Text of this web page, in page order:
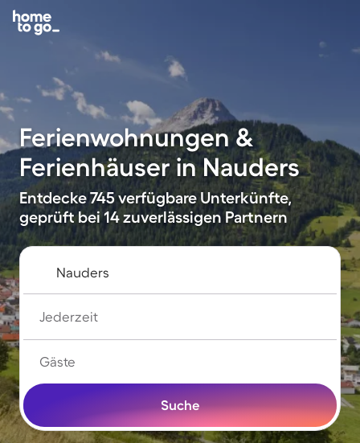
Ferienwohnungen &
Ferienhäuser in Nauders
Entdecke 745 verfügbare Unterkünfte,
geprüft bei 14 zuverlässigen Partnern
Jederzeit
Gäste
Suche